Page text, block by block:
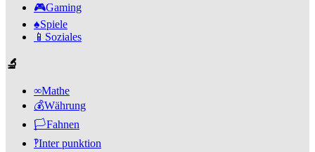
🎮Gaming
♠️Spiele
📱 Soziales
🔬
∞Mathe
💰Währung
🏳️Fahnen
‽Inter punktion